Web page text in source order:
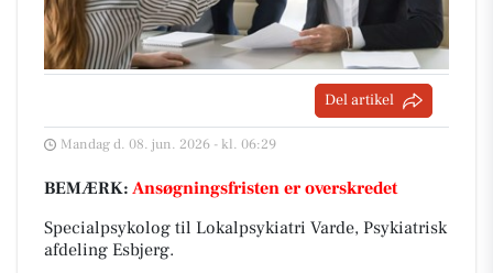
Del artikel
Mandag d. 08. jun. 2026 - kl. 06:29
BEMÆRK: Ansøgningsfristen er overskredet
Specialpsykolog til Lokalpsykiatri Varde, Psykiatrisk
afdeling Esbjerg.